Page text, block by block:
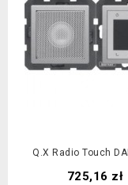
Q.x Radio Touch
Cena
725,16 zł